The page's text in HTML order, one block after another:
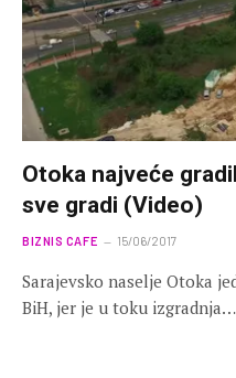
Otoka najveće
sve gradi (Video)
BIZNIS CAFE 15/06/2017
Sarajevsko naselje Otoka
BiH, jer je u toku izgradnja…